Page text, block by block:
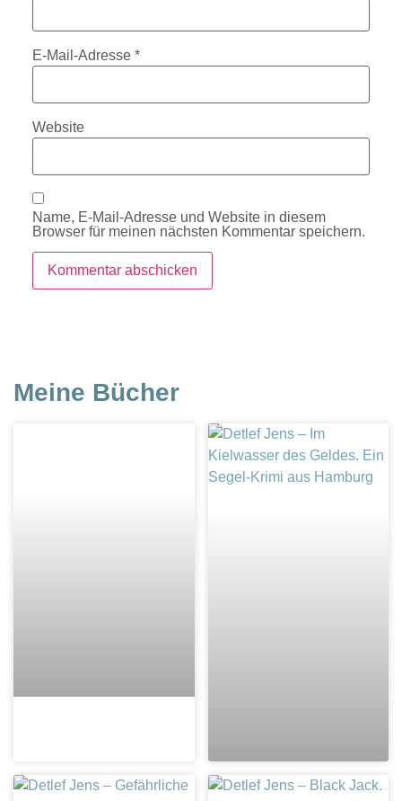
E-Mail-Adresse *
Website
Name, E-Mail-Adresse und Website in diesem
Browser für meinen nächsten Kommentar speichern.
Meine Bücher